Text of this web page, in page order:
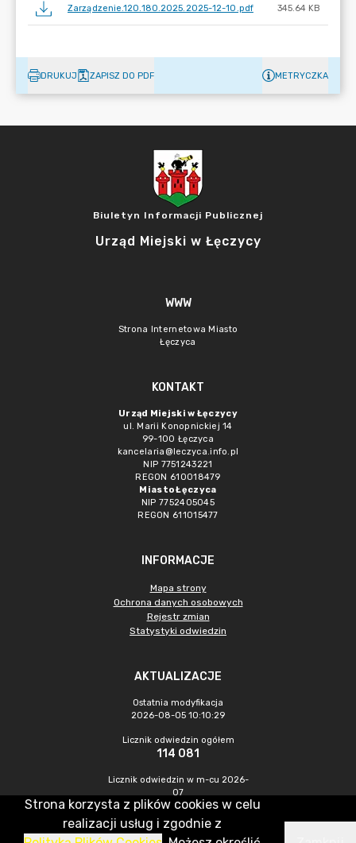
Zarządzenie.120.180.2025.2025-12-10.pdf 345.64 KB
DRUKUJ ZAPISZ DO PDF METRYCZKA
Biuletyn Informacji Publicznej
Urząd Miejski w Łęczycy
WWW
Strona Internetowa Miasto
Łęczyca
KONTAKT
Urząd Miejski w Łęczycy
ul. Marii Konopnickiej 14
99-100 Łęczyca
kancelaria@leczyca.info.pl
NIP 7751243221
REGON 610018479
Miasto Łęczyca
NIP 7752405045
REGON 611015477
INFORMACJE
Mapa strony
Ochrona danych osobowych
Rejestr zmian
Statystyki odwiedzin
AKTUALIZACJE
Ostatnia modyfikacja
2026-08-05 10:10:29
Licznik odwiedzin ogółem
114 081
Licznik odwiedzin w m-cu 2026-
07
600
Strona korzysta z plików cookies w celu
realizacji usług i zgodnie z